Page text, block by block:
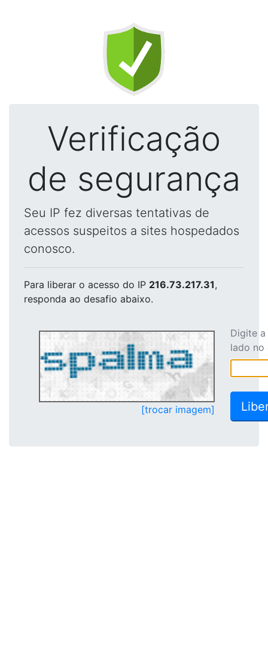
Verificação
de segurança
Seu IP fez diversas tentativas de
acessos suspeitos a sites hospedados
conosco.
Para liberar o acesso do IP 216.73.217.31,
responda ao desafio abaixo.
[trocar imagem]
Digite
lado no